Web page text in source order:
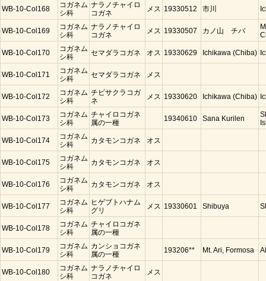
WB-10-Col168
コガネム
シ科
ナラノチャイロ
コガネ
メス 19330512 市川
WB-10-Col169
コガネム
シ科
ナラノチャイロ
コガネ
メス 19330507 カノ山 チバ
WB-10-Col170
コガネム
シ科
セマダラコガネ オス 19330629 Ichikawa (Chiba)
WB-10-Col171
コガネム
シ科
セマダラコガネ メス
WB-10-Col172
コガネム
シ科
チビサクラコガ
ネ
メス 19330620 Ichikawa (Chiba)
WB-10-Col173
コガネム
シ科
チャイロコガネ
属の一種
19340610 Sana Kurilen
WB-10-Col174
コガネム
シ科
カタモンコガネ オス
WB-10-Col175
コガネム
シ科
カタモンコガネ オス
WB-10-Col176
コガネム
シ科
カタモンコガネ オス
WB-10-Col177
コガネム
シ科
ヒゲブトハナム
グリ
メス 19330601 Shibuya
WB-10-Col178
コガネム
シ科
チャイロコガネ
属の一種
WB-10-Col179
コガネム
シ科
カンショコガネ
属の一種
193206** Mt. Ari, Formosa
WB-10-Col180
コガネム
シ科
ナラノチャイロ
コガネ
メス